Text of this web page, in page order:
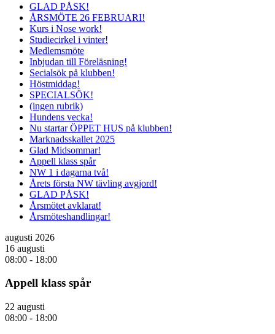
GLAD PÅSK!
ÅRSMÖTE 26 FEBRUARI!
Kurs i Nose work!
Studiecirkel i vinter!
Medlemsmöte
Inbjudan till Föreläsning!
Secialsök på klubben!
Höstmiddag!
SPECIALSÖK!
(ingen rubrik)
Hundens vecka!
Nu startar ÖPPET HUS på klubben!
Marknadsskallet 2025
Glad Midsommar!
Appell klass spår
NW 1 i dagarna två!
Årets första NW tävling avgjord!
GLAD PÅSK!
Årsmötet avklarat!
Årsmöteshandlingar!
augusti 2026
16 augusti
08:00 - 18:00
Appell klass spår
22 augusti
08:00 - 18:00